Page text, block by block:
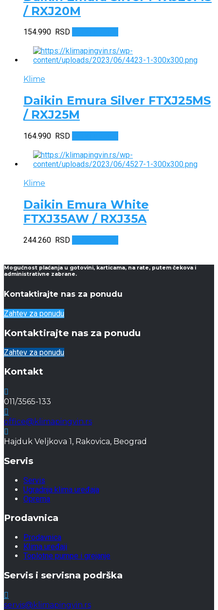
/ RXJ20M
154.990 RSD
Klime
Daikin Emura Silver FTXJ25MS
/ RXJ25M
164.990 RSD
Klime
Daikin Emura White
FTXJ35AW / RXJ35A
244.260 RSD
Mogućnost plaćanja u gotovini, karticama, na rate, putem čekova i
administrativne zabrane.
Kontaktirajte nas za ponudu
Zahtev za ponudu
Kontaktirajte nas za ponudu
Zahtev za ponudu
Kontakt
011/3565-133
office@klimapingvin.rs
Hajduk Veljkova 1, Rakovica, Beograd
Servis
Servis
Ugradnja klima uređaja
Oprema
Prodavnica
Prodavnica
Klima uređaji
Toplotne pumpe i grejanje
Servis i servisna podrška
servis@klimapingvin.rs